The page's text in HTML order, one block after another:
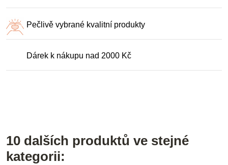
Pečlivě vybrané kvalitní produkty
Dárek k nákupu nad 2000 Kč
10 dalších produktů ve stejné
kategorii: